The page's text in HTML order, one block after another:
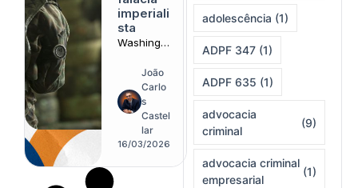
imperiali
sta
Washingto
facções
brasileiras
como
ameaça
continent
al e
João
Carlo
s
Castel
lar
16/03/2026
adolescência (1)
ADPF 347 (1)
ADPF 635 (1)
advocacia
criminal
(9)
advocacia criminal
empresarial
(1)